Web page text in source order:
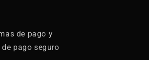
de pago y
pago seguro